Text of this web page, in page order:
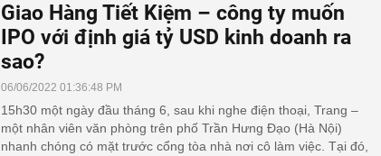
Giao Hàng Tiết Kiệm – công ty muốn
IPO với định giá tỷ USD kinh doanh ra
sao?
06/06/2022 01:36:48 PM
15h30 một ngày đầu tháng 6, sau khi nghe điện thoại, Trang –
một nhân viên văn phòng trên phố Trần Hưng Đạo (Hà Nội)
nhanh chóng có mặt trước cổng tòa nhà nơi cô làm việc. Tại đó,